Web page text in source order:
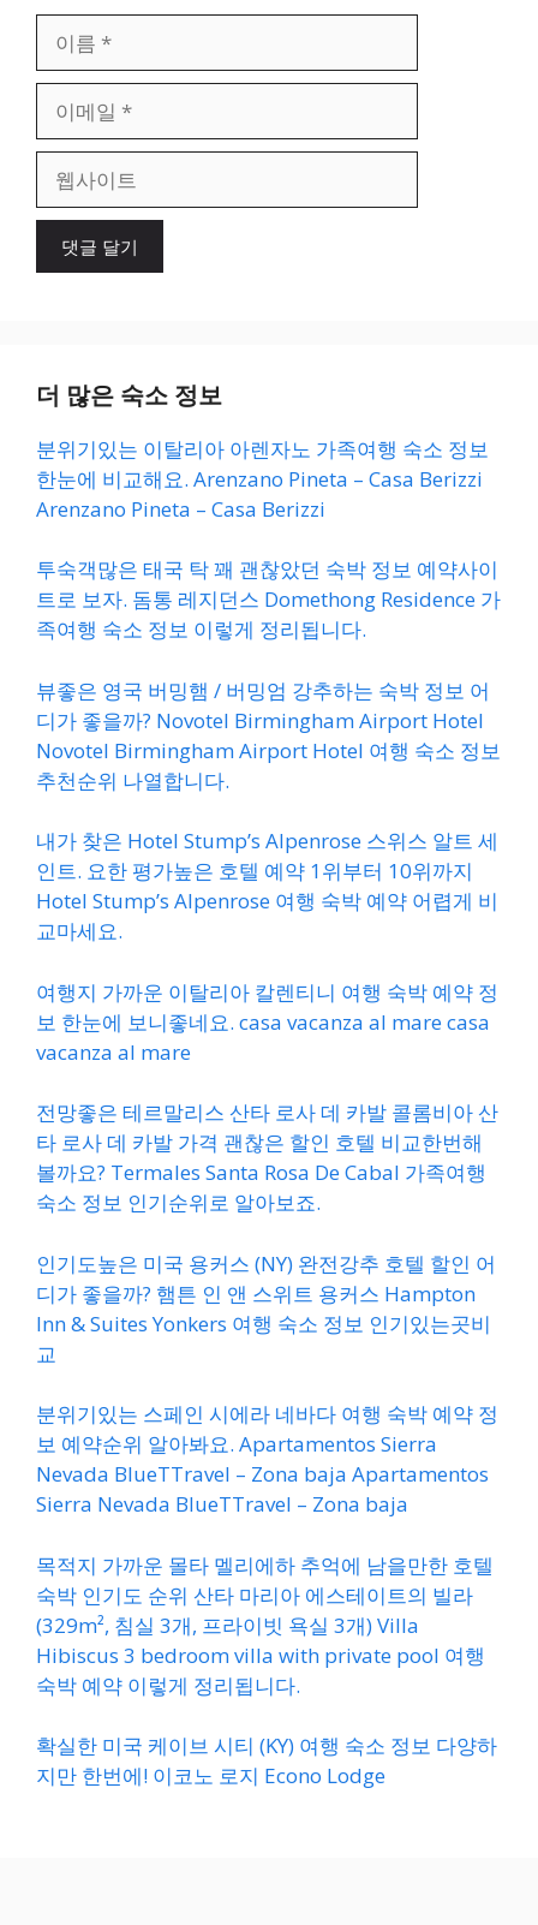
일
이
더 많은 숙소 정보
분위기있는 이탈리아 아렌자노 가족여행 숙소 정보
한눈에 비교해요. Arenzano Pineta – Casa Berizzi
Arenzano Pineta – Casa Berizzi
투숙객많은 태국 탁 꽤 괜찮았던 숙박 정보 예약사이
트로 보자. 돔통 레지던스 Domethong Residence 가
족여행 숙소 정보 이렇게 정리됩니다.
뷰좋은 영국 버밍햄 / 버밍엄 강추하는 숙박 정보 어
디가 좋을까? Novotel Birmingham Airport Hotel
Novotel Birmingham Airport Hotel 여행 숙소 정보
추천순위 나열합니다.
내가 찾은 Hotel Stump’s Alpenrose 스위스 알트 세
인트. 요한 평가높은 호텔 예약 1위부터 10위까지
Hotel Stump’s Alpenrose 여행 숙박 예약 어렵게 비
교마세요.
여행지 가까운 이탈리아 칼렌티니 여행 숙박 예약 정
보 한눈에 보니좋네요. casa vacanza al mare casa
vacanza al mare
전망좋은 테르말리스 산타 로사 데 카발 콜롬비아 산
타 로사 데 카발 가격 괜찮은 할인 호텔 비교한번해
볼까요? Termales Santa Rosa De Cabal 가족여행
숙소 정보 인기순위로 알아보죠.
인기도높은 미국 용커스 (NY) 완전강추 호텔 할인 어
디가 좋을까? 햄튼 인 앤 스위트 용커스 Hampton
Inn & Suites Yonkers 여행 숙소 정보 인기있는곳비
교
분위기있는 스페인 시에라 네바다 여행 숙박 예약 정
보 예약순위 알아봐요. Apartamentos Sierra
Nevada BlueTTravel – Zona baja Apartamentos
Sierra Nevada BlueTTravel – Zona baja
목적지 가까운 몰타 멜리에하 추억에 남을만한 호텔
숙박 인기도 순위 산타 마리아 에스테이트의 빌라
(329m², 침실 3개, 프라이빗 욕실 3개) Villa
Hibiscus 3 bedroom villa with private pool 여행
숙박 예약 이렇게 정리됩니다.
확실한 미국 케이브 시티 (KY) 여행 숙소 정보 다양하
지만 한번에! 이코노 로지 Econo Lodge